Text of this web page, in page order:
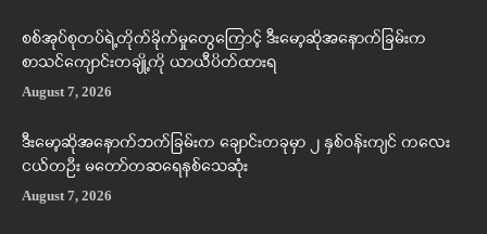
စစ်အုပ်စုတပ်ရဲ့တိုက်ခိုက်မှုတွေကြောင့် ဒီးမော့ဆိုအနောက်ခြမ်းက
စာသင်ကျောင်းတချို့ကို ယာယီပိတ်ထားရ
August 7, 2026
ဒီးမော့ဆိုအနောက်ဘက်ခြမ်းက ချောင်းတခုမှာ ၂ နှစ်ဝန်းကျင် ကလေး
ငယ်တဦး မတော်တဆရေနစ်သေဆုံး
August 7, 2026